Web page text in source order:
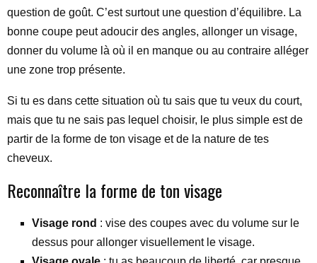
question de goût. C’est surtout une question d’équilibre. La
bonne coupe peut adoucir des angles, allonger un visage,
donner du volume là où il en manque ou au contraire alléger
une zone trop présente.
Si tu es dans cette situation où tu sais que tu veux du court,
mais que tu ne sais pas lequel choisir, le plus simple est de
partir de la forme de ton visage et de la nature de tes
cheveux.
Reconnaître la forme de ton visage
Visage rond : vise des coupes avec du volume sur le
dessus pour allonger visuellement le visage.